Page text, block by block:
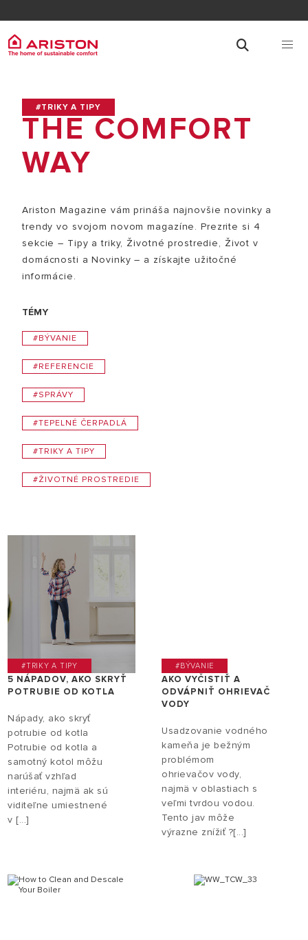
#TRIKY A TIPY
THE COMFORT
WAY
Ariston Magazine vám prináša najnovšie novinky a
trendy vo svojom novom magazíne. Prezrite si 4
sekcie – Tipy a triky, Životné prostredie, Život v
domácnosti a Novinky – a získajte užitočné
informácie.
TÉMY
#BÝVANIE
#REFERENCIE
#SPRÁVY
#TEPELNÉ ČERPADLÁ
#TRIKY A TIPY
#ŽIVOTNÉ PROSTREDIE
#TRIKY A TIPY
5 NÁPADOV, AKO SKRYŤ
POTRUBIE OD KOTLA
Nápady, ako skryť
potrubie od kotla
Potrubie od kotla a
samotný kotol môžu
narúšať vzhľad
interiéru, najmä ak sú
viditeľne umiestnené
v [...]
#BÝVANIE
AKO VYČISTIŤ A
ODVÁPNIŤ OHRIEVAČ
VODY
Usadzovanie vodného
kameňa je bežným
problémom
ohrievačov vody,
najmä v oblastiach s
veľmi tvrdou vodou.
Tento jav môže
výrazne znížiť ?[...]